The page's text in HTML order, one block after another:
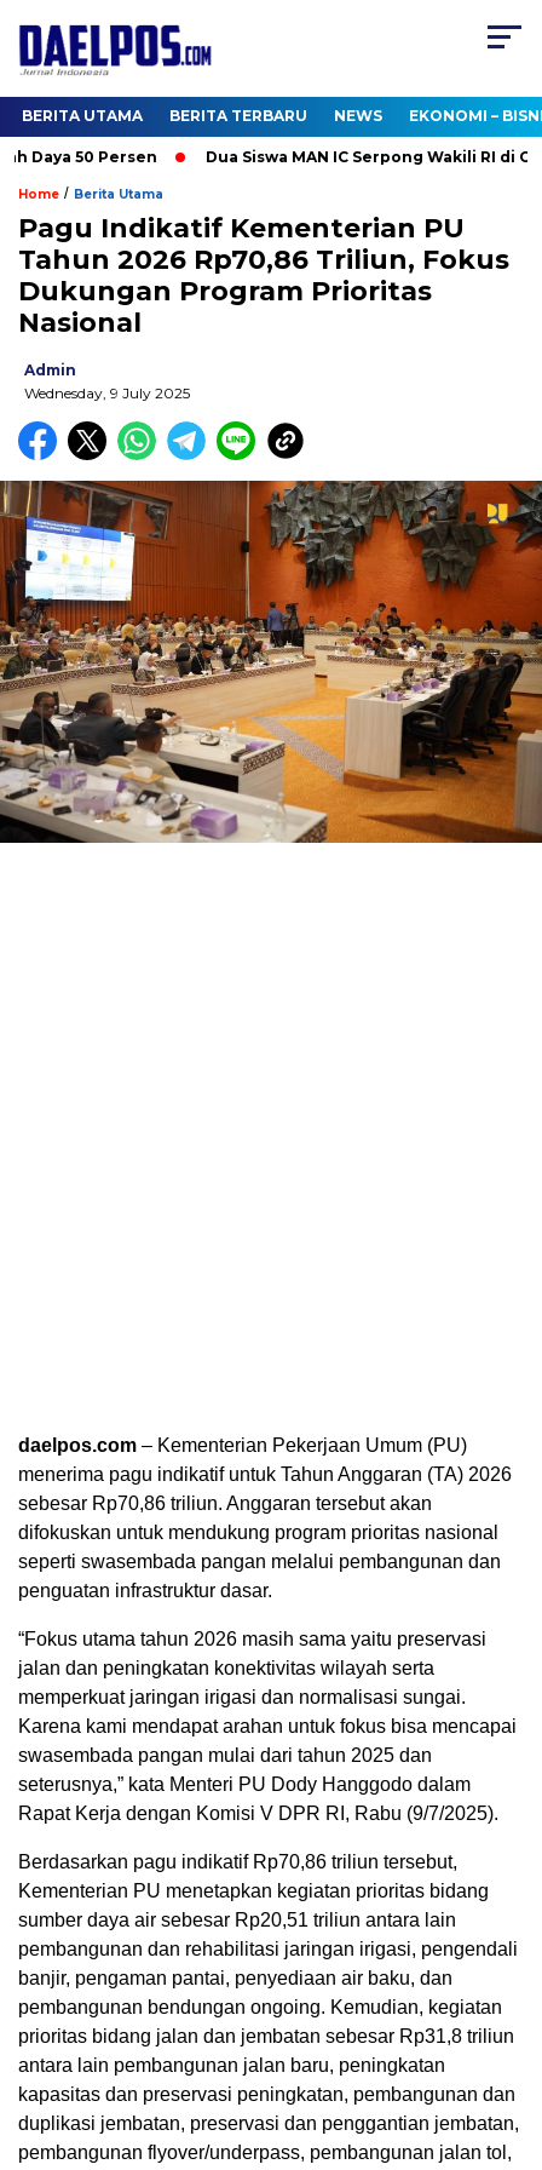
BERITA UTAMA BERITA TERBARU NEWS EKONOMI –
50 Persen Dua Siswa MAN IC Serpong Wakili RI di
Home / Berita Utama
Pagu Indikatif Kementerian PU
Tahun 2026 Rp70,86 Triliun, Fokus
Dukungan Program Prioritas
Nasional
Admin
Wednesday, 9 July 2025
daelpos.com – Kementerian Pekerjaan Umum (PU)
menerima pagu indikatif untuk Tahun Anggaran (TA) 2026
sebesar Rp70,86 triliun. Anggaran tersebut akan
difokuskan untuk mendukung program prioritas nasional
seperti swasembada pangan melalui pembangunan dan
penguatan infrastruktur dasar.
“Fokus utama tahun 2026 masih sama yaitu preservasi
jalan dan peningkatan konektivitas wilayah serta
memperkuat jaringan irigasi dan normalisasi sungai.
Karena kami mendapat arahan untuk fokus bisa mencapai
swasembada pangan mulai dari tahun 2025 dan
seterusnya,” kata Menteri PU Dody Hanggodo dalam
Rapat Kerja dengan Komisi V DPR RI, Rabu (9/7/2025).
Berdasarkan pagu indikatif Rp70,86 triliun tersebut,
Kementerian PU menetapkan kegiatan prioritas bidang
sumber daya air sebesar Rp20,51 triliun antara lain
pembangunan dan rehabilitasi jaringan irigasi, pengendali
banjir, pengaman pantai, penyediaan air baku, dan
pembangunan bendungan ongoing. Kemudian, kegiatan
prioritas bidang jalan dan jembatan sebesar Rp31,8 triliun
antara lain pembangunan jalan baru, peningkatan
kapasitas dan preservasi peningkatan, pembangunan dan
duplikasi jembatan, preservasi dan penggantian jembatan,
pembangunan flyover/underpass, pembangunan jalan tol,